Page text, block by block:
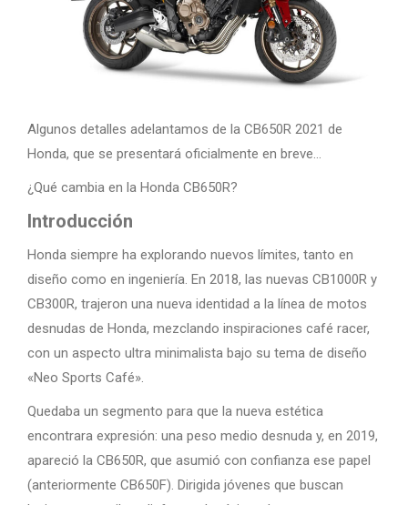
Algunos detalles adelantamos de la CB650R 2021 de
Honda, que se presentará oficialmente en breve…
¿Qué cambia en la Honda CB650R?
Introducción
Honda siempre ha explorando nuevos límites, tanto en
diseño como en ingeniería. En 2018, las nuevas CB1000R y
CB300R, trajeron una nueva identidad a la línea de motos
desnudas de Honda, mezclando inspiraciones café racer,
con un aspecto ultra minimalista bajo su tema de diseño
«Neo Sports Café».
Quedaba un segmento para que la nueva estética
encontrara expresión: una peso medio desnuda y, en 2019,
apareció la CB650R, que asumió con confianza ese papel
(anteriormente CB650F). Dirigida jóvenes que buscan